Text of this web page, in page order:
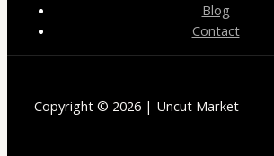
Blog
Contact
Copyright © 2026 | Uncut Market